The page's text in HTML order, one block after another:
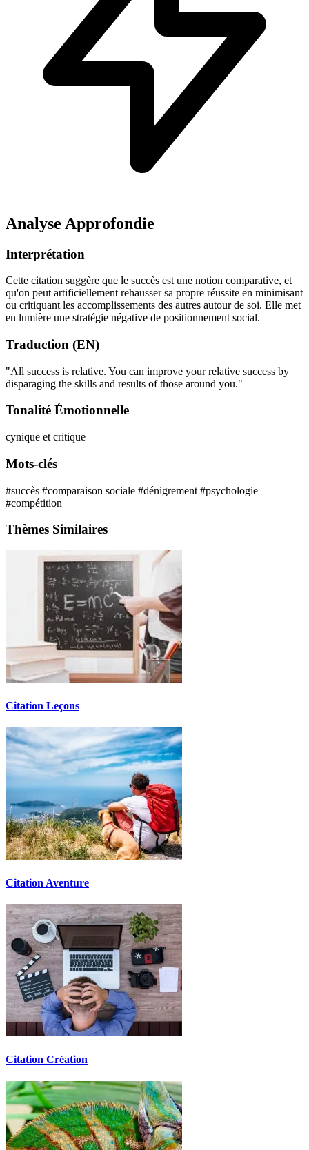
Analyse Approfondie
Interprétation
Cette citation suggère que le succès est une notion comparative, et
qu'on peut artificiellement rehausser sa propre réussite en minimisant
ou critiquant les accomplissements des autres autour de soi. Elle met
en lumière une stratégie négative de positionnement social.
Traduction (EN)
"All success is relative. You can improve your relative success by
disparaging the skills and results of those around you."
Tonalité Émotionnelle
cynique et critique
Mots-clés
#succès #comparaison sociale #dénigrement #psychologie
#compétition
Thèmes Similaires
Citation Leçons
Citation Aventure
Citation Création